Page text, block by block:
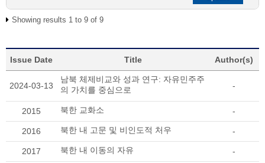
Showing results 1 to 9 of 9
Issue Date Title Author(s)
2024-03-13
남북 체제비교와 성과 연구: 자유민주주
의 가치를 중심으로
-
2015 북한 교화소 -
2016 북한 내 고문 및 비인도적 처우 -
2017 북한 내 이동의 자유 -